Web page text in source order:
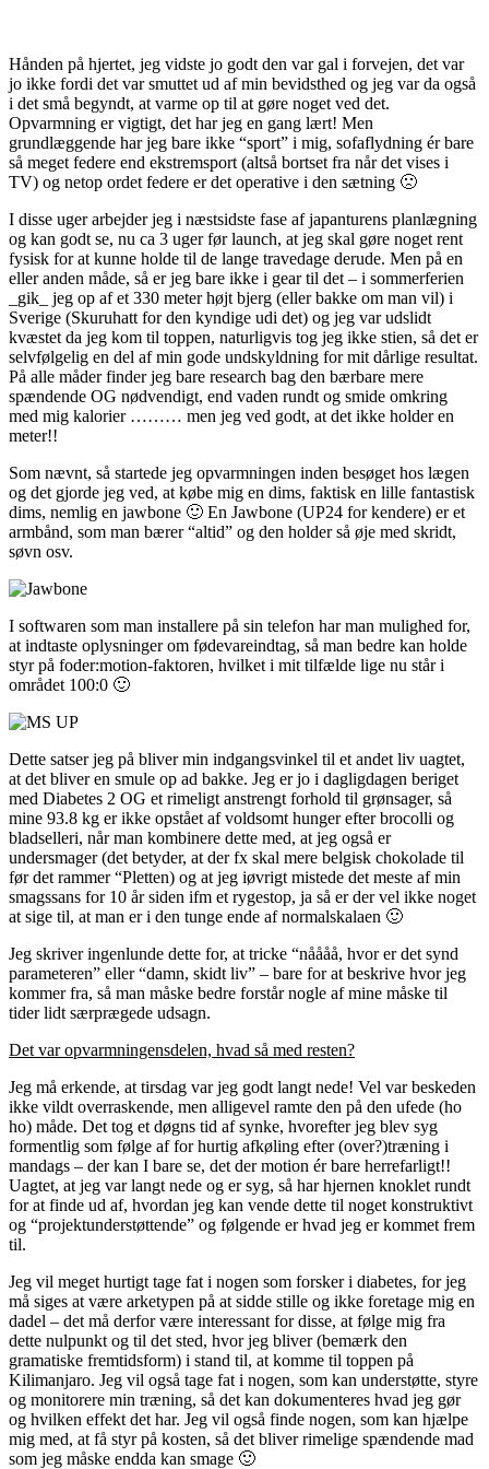
Hånden på hjertet, jeg vidste jo godt den var gal i forvejen, det var
jo ikke fordi det var smuttet ud af min bevidsthed og jeg var da også
i det små begyndt, at varme op til at gøre noget ved det.
Opvarmning er vigtigt, det har jeg en gang lært! Men
grundlæggende har jeg bare ikke “sport” i mig, sofaflydning ér bare
så meget federe end ekstremsport (altså bortset fra når det vises i
TV) og netop ordet federe er det operative i den sætning 🙁
I disse uger arbejder jeg i næstsidste fase af japanturens planlægning
og kan godt se, nu ca 3 uger før launch, at jeg skal gøre noget rent
fysisk for at kunne holde til de lange travedage derude. Men på en
eller anden måde, så er jeg bare ikke i gear til det – i sommerferien
_gik_ jeg op af et 330 meter højt bjerg (eller bakke om man vil) i
Sverige (Skuruhatt for den kyndige udi det) og jeg var udslidt
kvæstet da jeg kom til toppen, naturligvis tog jeg ikke stien, så det er
selvfølgelig en del af min gode undskyldning for mit dårlige resultat.
På alle måder finder jeg bare research bag den bærbare mere
spændende OG nødvendigt, end vaden rundt og smide omkring
med mig kalorier ……… men jeg ved godt, at det ikke holder en
meter!!
Som nævnt, så startede jeg opvarmningen inden besøget hos lægen
og det gjorde jeg ved, at købe mig en dims, faktisk en lille fantastisk
dims, nemlig en jawbone 🙂 En Jawbone (UP24 for kendere) er et
armbånd, som man bærer “altid” og den holder så øje med skridt,
søvn osv.
I softwaren som man installere på sin telefon har man mulighed for,
at indtaste oplysninger om fødevareindtag, så man bedre kan holde
styr på foder:motion-faktoren, hvilket i mit tilfælde lige nu står i
området 100:0 🙂
Dette satser jeg på bliver min indgangsvinkel til et andet liv uagtet,
at det bliver en smule op ad bakke. Jeg er jo i dagligdagen beriget
med Diabetes 2 OG et rimeligt anstrengt forhold til grønsager, så
mine 93.8 kg er ikke opstået af voldsomt hunger efter brocolli og
bladselleri, når man kombinere dette med, at jeg også er
undersmager (det betyder, at der fx skal mere belgisk chokolade til
før det rammer “Pletten) og at jeg iøvrigt mistede det meste af min
smagssans for 10 år siden ifm et rygestop, ja så er der vel ikke noget
at sige til, at man er i den tunge ende af normalskalaen 🙂
Jeg skriver ingenlunde dette for, at tricke “nåååå, hvor er det synd
parameteren” eller “damn, skidt liv” – bare for at beskrive hvor jeg
kommer fra, så man måske bedre forstår nogle af mine måske til
tider lidt særprægede udsagn.
Det var opvarmningensdelen, hvad så med resten?
Jeg må erkende, at tirsdag var jeg godt langt nede! Vel var beskeden
ikke vildt overraskende, men alligevel ramte den på den ufede (ho
ho) måde. Det tog et døgns tid af synke, hvorefter jeg blev syg
formentlig som følge af for hurtig afkøling efter (over?)træning i
mandags – der kan I bare se, det der motion ér bare herrefarligt!!
Uagtet, at jeg var langt nede og er syg, så har hjernen knoklet rundt
for at finde ud af, hvordan jeg kan vende dette til noget konstruktivt
og “projektunderstøttende” og følgende er hvad jeg er kommet frem
til.
Jeg vil meget hurtigt tage fat i nogen som forsker i diabetes, for jeg
må siges at være arketypen på at sidde stille og ikke foretage mig en
dadel – det må derfor være interessant for disse, at følge mig fra
dette nulpunkt og til det sted, hvor jeg bliver (bemærk den
gramatiske fremtidsform) i stand til, at komme til toppen på
Kilimanjaro. Jeg vil også tage fat i nogen, som kan understøtte, styre
og monitorere min træning, så det kan dokumenteres hvad jeg gør
og hvilken effekt det har. Jeg vil også finde nogen, som kan hjælpe
mig med, at få styr på kosten, så det bliver rimelige spændende mad
som jeg måske endda kan smage 🙂